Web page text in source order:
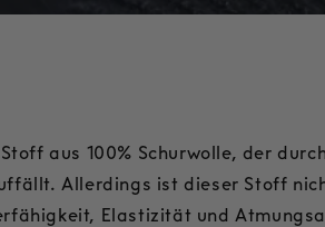
aus 100% Schurwolle, der
Allerdings ist dieser Stoff
Elastizität und